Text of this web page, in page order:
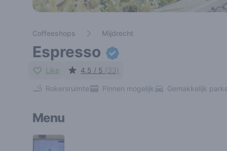
Coffeeshops Mijdrecht
Espresso
Like 4.5 / 5 (33)
Rokersruimte Pinnen mogelijk Gemakkelijk
Menu